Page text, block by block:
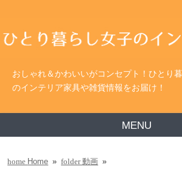
おしゃれ＆かわいいがコンセプト！ひとり
のインテリア家具や雑貨情報をお届け！
MENU
home Home » folder動画 »